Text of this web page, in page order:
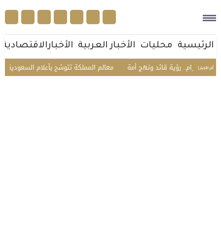
الرئيسية محليات الأخبار العربية الأخبارالاقتصادية
أخر الأخبار | معالم المملكة تتوشح بأعلام السعودية وتركيا رؤية قائد ونهج أمة